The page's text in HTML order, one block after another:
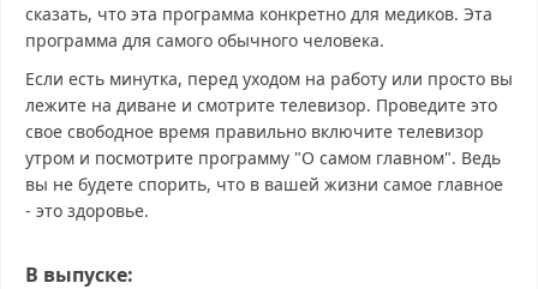
сказать, что эта программа конкретно для медиков. Эта
программа для самого обычного человека.
Если есть минутка, перед уходом на работу или просто вы
лежите на диване и смотрите телевизор. Проведите это
свое свободное время правильно включите телевизор
утром и посмотрите программу "О самом главном". Ведь
вы не будете спорить, что в вашей жизни самое главное
- это здоровье.
В выпуске: